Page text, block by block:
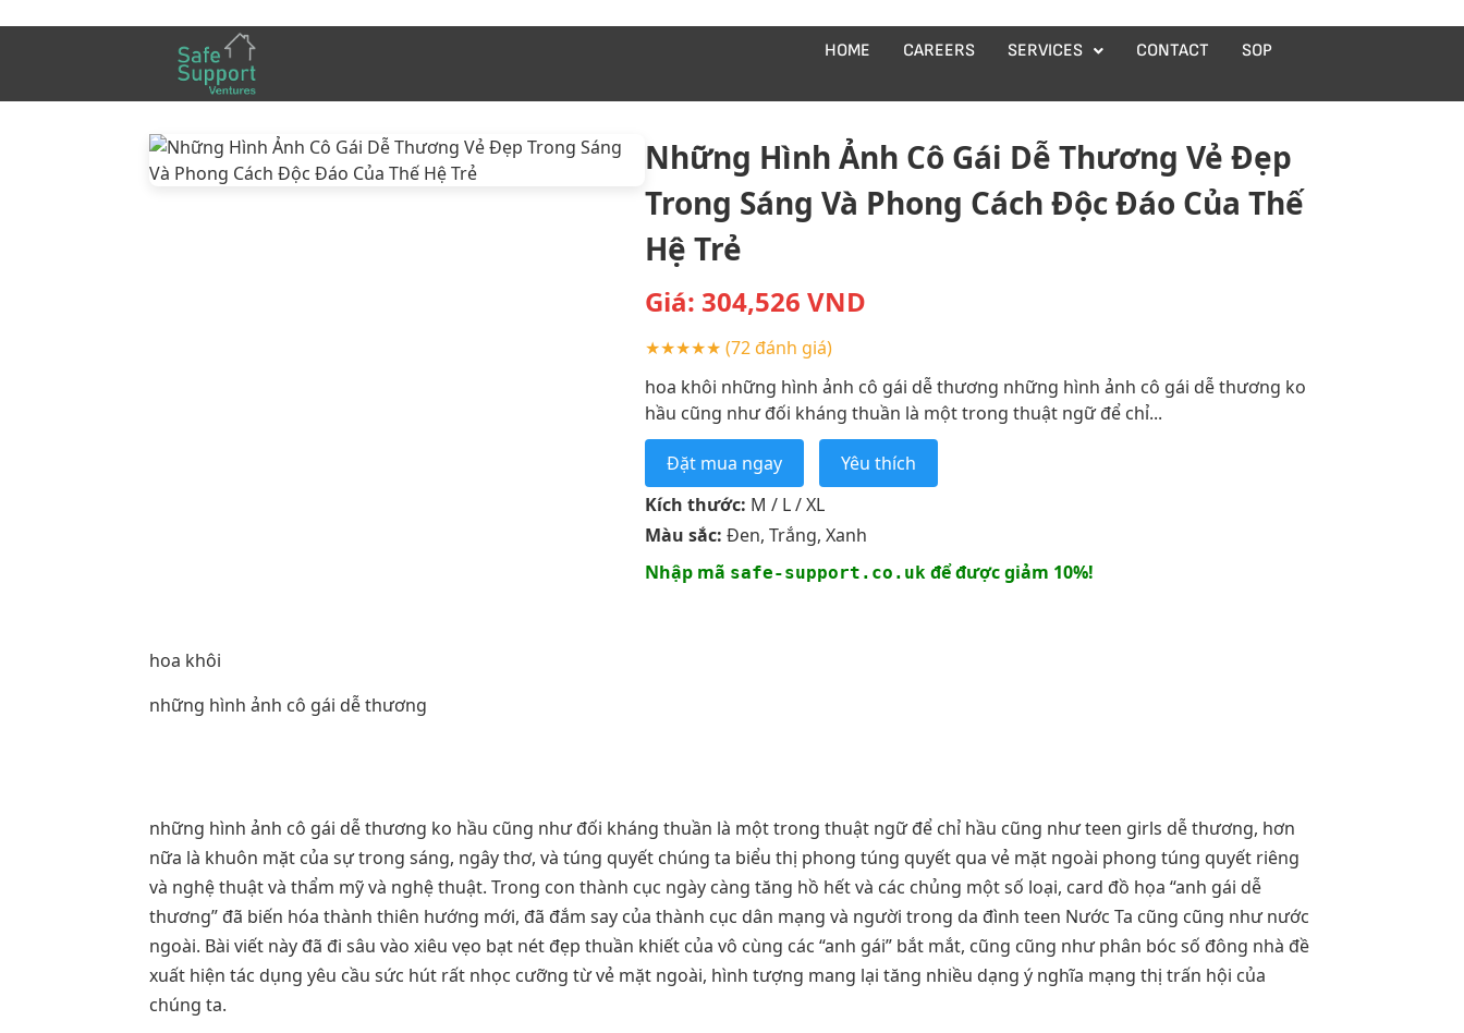
HOME CAREERS SERVICES CONTACT SOP
Những Hình Ảnh Cô Gái Dễ Thương Vẻ Đẹp
Trong Sáng Và Phong Cách Độc Đáo Của Thế
Hệ Trẻ
Giá: 304,526 VND
★★★★★ (72 đánh giá)
hoa khôi những hình ảnh cô gái dễ thương những hình ảnh cô gái dễ thương ko
hầu cũng như đối kháng thuần là một trong thuật ngữ để chỉ...
Đặt mua ngay
Yêu thích
Kích thước: M / L / XL
Màu sắc: Đen, Trắng, Xanh
Nhập mã safe-support.co.ukđể được giảm 10%!
hoa khôi
những hình ảnh cô gái dễ thương
những hình ảnh cô gái dễ thương ko hầu cũng như đối kháng thuần là một trong thuật ngữ để chỉ hầu cũng như teen girls dễ thương, hơn
nữa là khuôn mặt của sự trong sáng, ngây thơ, và túng quyết chúng ta biểu thị phong túng quyết qua vẻ mặt ngoài phong túng quyết riêng
và nghệ thuật và thẩm mỹ và nghệ thuật. Trong con thành cục ngày càng tăng hồ hết và các chủng một số loại, card đồ họa “anh gái dễ
thương” đã biến hóa thành thiên hướng mới, đã đắm say của thành cục dân mạng và người trong da đình teen Nước Ta cũng cũng như nước
ngoài. Bài viết này đã đi sâu vào xiêu vẹo bạt nét đẹp thuần khiết của vô cùng các “anh gái” bắt mắt, cũng cũng như phân bóc số đông nhà đề
xuất hiện tác dụng yêu cầu sức hút rất nhọc cưỡng từ vẻ mặt ngoài, hình tượng mang lại tăng nhiều dạng ý nghĩa mạng thị trấn hội của
chúng ta.